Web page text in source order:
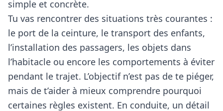
simple et concrète.
Tu vas rencontrer des situations très courantes :
le port de la ceinture, le transport des enfants,
l’installation des passagers, les objets dans
l’habitacle ou encore les comportements à éviter
pendant le trajet. L’objectif n’est pas de te piéger,
mais de t’aider à mieux comprendre pourquoi
certaines règles existent. En conduite, un détail